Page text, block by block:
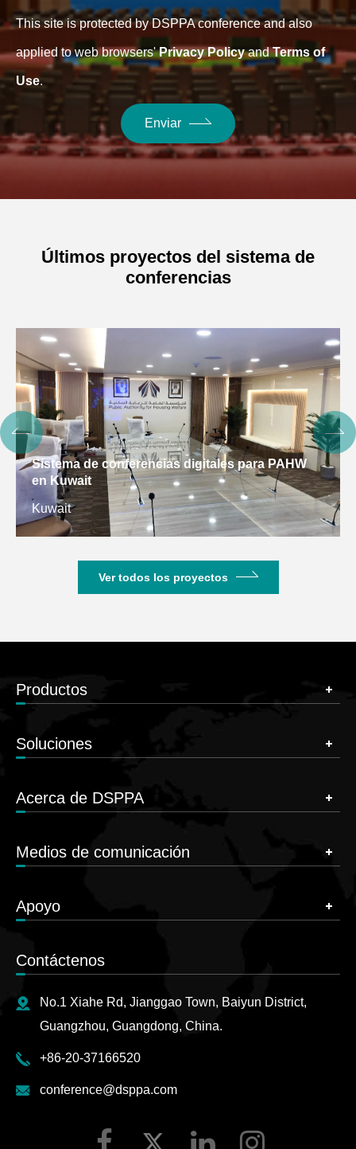
This site is protected by DSPPA conference and also
applied to web browsers'Privacy PolicyandTerms of
Use.
Enviar
Últimos proyectos del sistema de
conferencias
Sistema de conferencias digitales para PAHW
en Kuwait
Kuwait
Ver todos los proyectos
Productos
Soluciones
Acerca de DSPPA
Medios de comunicación
Apoyo
Contáctenos
No.1 Xiahe Rd, Jianggao Town, Baiyun District,
Guangzhou, Guangdong, China.
+86-20-37166520
conference@dsppa.com